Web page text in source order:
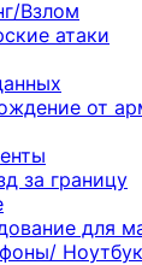
Взлом
атаки
от
за границу
для